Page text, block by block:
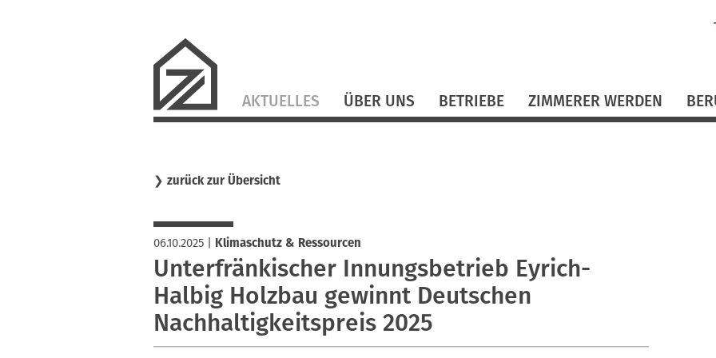
überspringen
AKTUELLES ÜBER UNS BETRIEBE ZIMMERER WERDEN
❯ zurück zur Übersicht
06.10.2025| Klimaschutz & Ressourcen
Unterfränkischer Innungsbetrieb Eyrich-
Halbig Holzbau gewinnt Deutschen
Nachhaltigkeitspreis 2025